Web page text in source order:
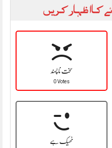
کا اظہار کریں
سخت نا پسند
0 Votes
ٹھیک ہے